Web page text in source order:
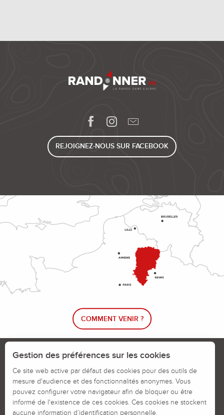
REJOIGNEZ-NOUS SUR FACEBOOK
COMMENT VENIR ?
Le blog rando !
Calendrier des jours chassés
Signaler un problème sur un parcours
Politiques des Cookies Mentions légales
Gestion des préférences sur les cookies
Ce site web active par défaut des cookies pour des outils de
mesure d'audience et des fonctionnalités anonymes. Vous
pouvez configurer votre navigateur afin de bloquer ou être
informé de l'existence de ces cookies. Ces cookies ne stockent
aucune information d’identification personnelle.